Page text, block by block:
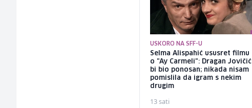
USKORO NA SFF-U
Selma Alispahić ususret filmu
o "Ay Carmeli": Dragan Jovičić
bi bio ponosan; nikada nisam
pomislila da igram s nekim
drugim
13 sati